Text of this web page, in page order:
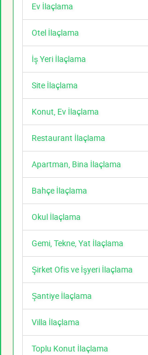
Ev İlaçlama
Otel İlaçlama
İş Yeri İlaçlama
Site İlaçlama
Konut, Ev İlaçlama
Restaurant İlaçlama
Apartman, Bina İlaçlama
Bahçe İlaçlama
Okul İlaçlama
Gemi, Tekne, Yat İlaçlama
Şirket Ofis ve İşyeri İlaçlama
Şantiye İlaçlama
Villa İlaçlama
Toplu Konut İlaçlama